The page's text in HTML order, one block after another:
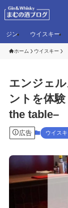
ジン ウイスキー
ホーム ウイスキー
エンジェ
ントを体
the table–​
広告 ウイス